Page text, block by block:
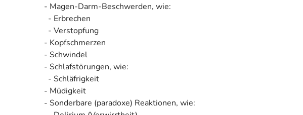
- Magen-Darm-Beschwerden, wie:
- Erbrechen
- Verstopfung
- Kopfschmerzen
- Schwindel
- Schlafstörungen, wie:
- Schläfrigkeit
- Müdigkeit
- Sonderbare (paradoxe) Reaktionen, wie: